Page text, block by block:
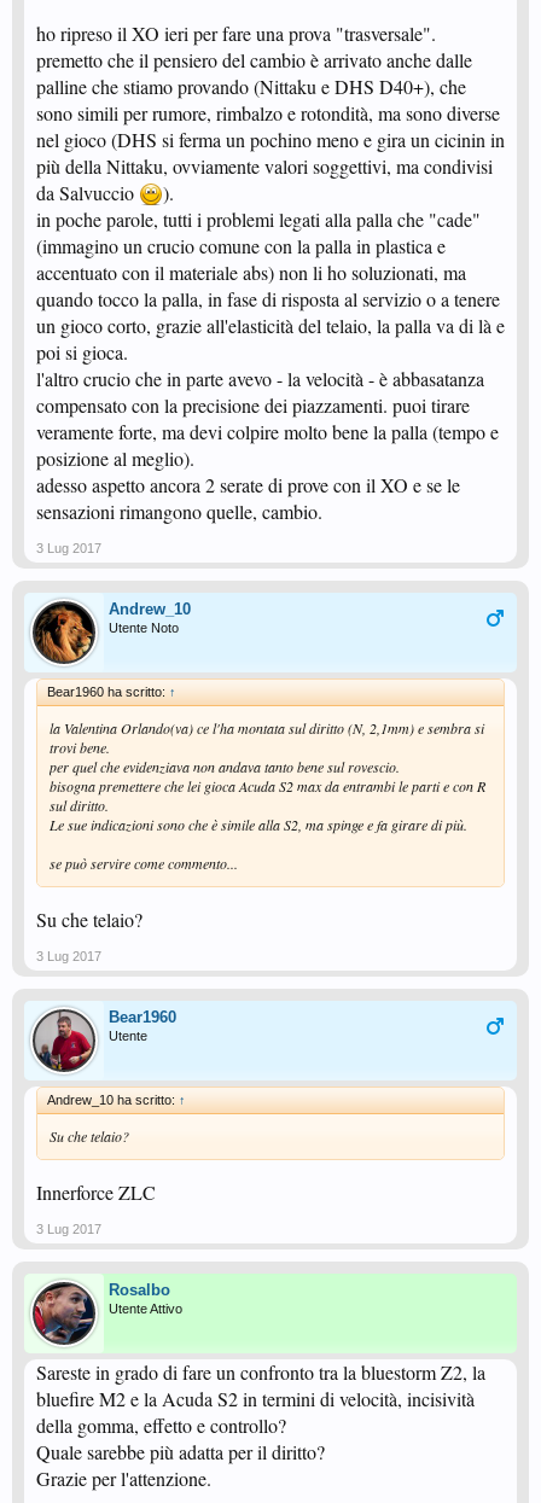
indipendentemente dal legno, le gomme lavorano molto bene nei servizi.
nota aggiuntiva: le prove le ho fatte utilizzando la nuova pallina DHS D40+,
quella in ABS (sarà per questo che gira poco e viaggia piano...
(ABS=AntiBlockierSystem)
). è simile/uguale alla Nittaku: gira pochino,
fa rumere plasticoso, rimbalza alta; a favore sicuramente rotondità e
resistenza alla rottura, ma questo è tema di un altro thread!
spero che queste considerazioni possano essere utili!
ho ripreso il XO ieri per fare una prova "trasversale".
premetto che il pensiero del cambio è arrivato anche dalle
palline che stiamo provando (Nittaku e DHS D40+), che
sono simili per rumore, rimbalzo e rotondità, ma sono diverse
nel gioco (DHS si ferma un pochino meno e gira un cicinin in
più della Nittaku, ovviamente valori soggettivi, ma condivisi
da Salvuccio
).
in poche parole, tutti i problemi legati alla palla che "cade"
(immagino un crucio comune con la palla in plastica e
accentuato con il materiale abs) non li ho soluzionati, ma
quando tocco la palla, in fase di risposta al servizio o a tenere
un gioco corto, grazie all'elasticità del telaio, la palla va di là e
poi si gioca.
l'altro crucio che in parte avevo - la velocità - è abbasatanza
compensato con la precisione dei piazzamenti. puoi tirare
veramente forte, ma devi colpire molto bene la palla (tempo e
posizione al meglio).
adesso aspetto ancora 2 serate di prove con il XO e se le
sensazioni rimangono quelle, cambio.
3 Lug 2017
Andrew_10
Utente Noto
Bear1960 ha scritto: ↑
la Valentina Orlando(va) ce l'ha montata sul diritto (N, 2,1mm) e sembra si
trovi bene.
per quel che evidenziava non andava tanto bene sul rovescio.
bisogna premettere che lei gioca Acuda S2 max da entrambi le parti e con R
sul diritto.
Le sue indicazioni sono che è simile alla S2, ma spinge e fa girare di più.
se può servire come commento...
Su che telaio?
3 Lug 2017
Bear1960
Utente
Andrew_10 ha scritto: ↑
Su che telaio?
Innerforce ZLC
3 Lug 2017
Rosalbo
Utente Attivo
Sareste in grado di fare un confronto tra la bluestorm Z2, la
bluefire M2 e la Acuda S2 in termini di velocità, incisività
della gomma, effetto e controllo?
Quale sarebbe più adatta per il diritto?
Grazie per l'attenzione.